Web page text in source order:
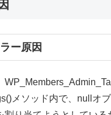
ー原因
メソッド内で、nullオ